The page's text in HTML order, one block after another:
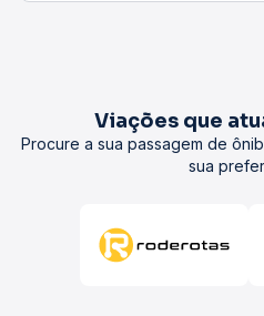
Viações que
Procure a sua passagem de
sua